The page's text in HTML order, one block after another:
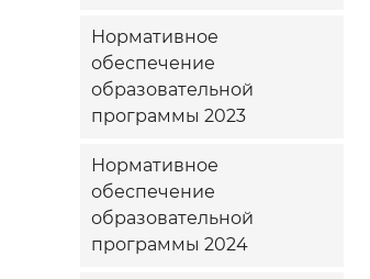
Нормативное
обеспечение
образовательной
программы 2023
Нормативное
обеспечение
образовательной
программы 2024